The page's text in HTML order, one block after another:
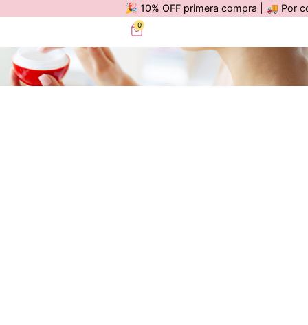
🎉 10% OFF primera compra | 🚚 Por
0